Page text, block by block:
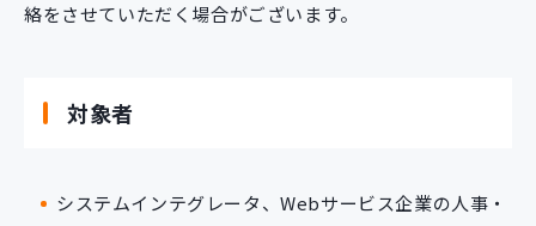
絡をさせていただく場合がございます。
対象者
システムインテグレータ、Webサービス企業の人事・